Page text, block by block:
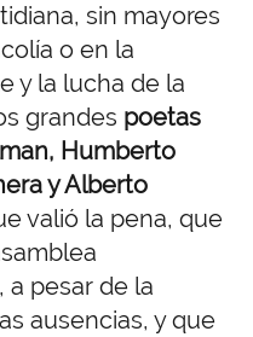
sin mayores
o en la
y la lucha de la
grandes poetas
Humberto
y Alberto
valió la pena, que
pesar de la
ausencias, y que